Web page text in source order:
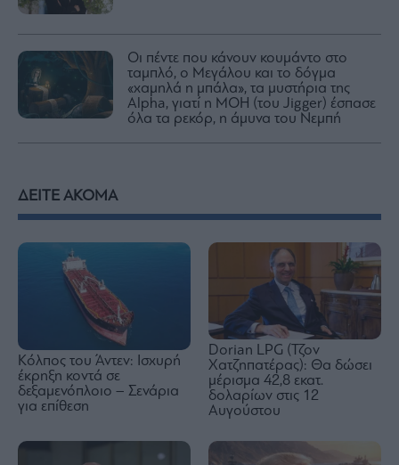
Οι πέντε που κάνουν κουμάντο στο
ταμπλό, ο Μεγάλου και το δόγμα
«χαμηλά η μπάλα», τα μυστήρια της
Alpha, γιατί η ΜΟΗ (του Jigger) έσπασε
όλα τα ρεκόρ, η άμυνα του Νεμπή
ΔΕΙΤΕ ΑΚΟΜΑ
Κόλπος του Άντεν: Ισχυρή
έκρηξη κοντά σε
δεξαμενόπλοιο – Σενάρια
για επίθεση
Dorian LPG (Τζον
Χατζηπατέρας): Θα δώσει
μέρισμα 42,8 εκατ.
δολαρίων στις 12
Αυγούστου